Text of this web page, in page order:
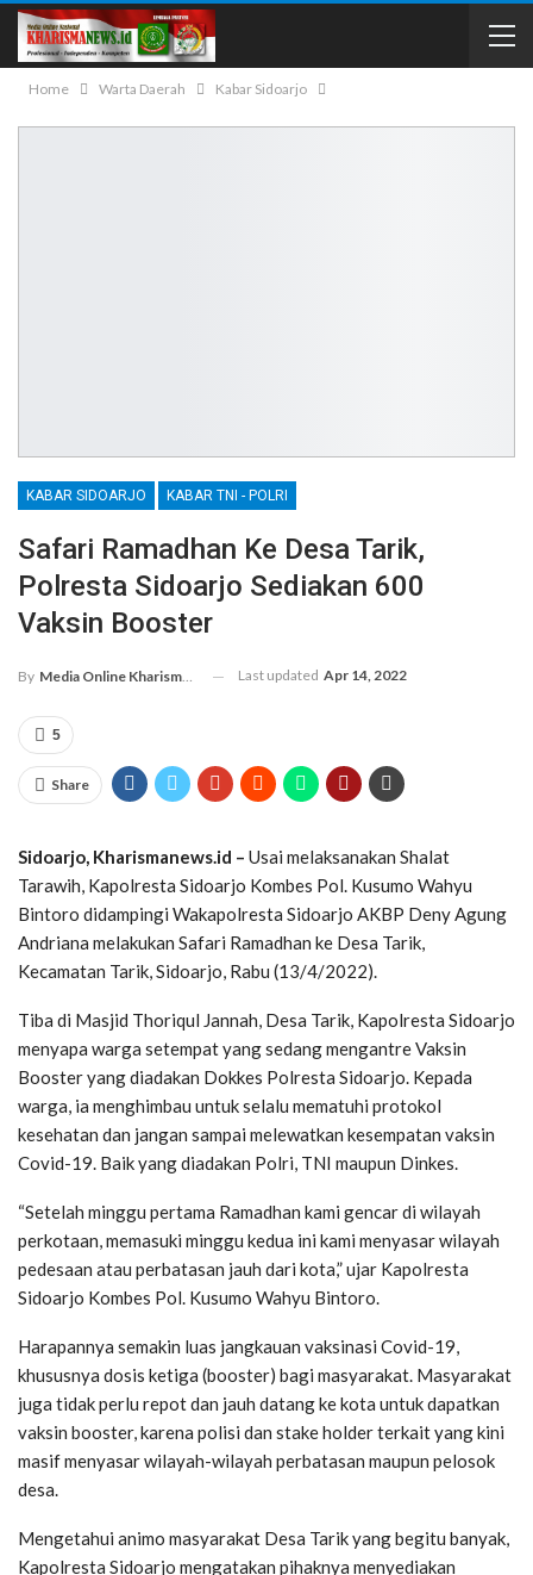
Home Warta Daerah Kabar Sidoarjo
KABAR SIDOARJO KABAR TNI - POLRI
Safari Ramadhan Ke Desa Tarik,
Polresta Sidoarjo Sediakan 600
Vaksin Booster
By Media Online Kharismanews.id Last updated Apr 14, 2022
5
Share
Sidoarjo, Kharismanews.id – Usai melaksanakan Shalat
Tarawih, Kapolresta Sidoarjo Kombes Pol. Kusumo Wahyu
Bintoro didampingi Wakapolresta Sidoarjo AKBP Deny Agung
Andriana melakukan Safari Ramadhan ke Desa Tarik,
Kecamatan Tarik, Sidoarjo, Rabu (13/4/2022).
Tiba di Masjid Thoriqul Jannah, Desa Tarik, Kapolresta Sidoarjo
menyapa warga setempat yang sedang mengantre Vaksin
Booster yang diadakan Dokkes Polresta Sidoarjo. Kepada
warga, ia menghimbau untuk selalu mematuhi protokol
kesehatan dan jangan sampai melewatkan kesempatan vaksin
Covid-19. Baik yang diadakan Polri, TNI maupun Dinkes.
“Setelah minggu pertama Ramadhan kami gencar di wilayah
perkotaan, memasuki minggu kedua ini kami menyasar wilayah
pedesaan atau perbatasan jauh dari kota,” ujar Kapolresta
Sidoarjo Kombes Pol. Kusumo Wahyu Bintoro.
Harapannya semakin luas jangkauan vaksinasi Covid-19,
khususnya dosis ketiga (booster) bagi masyarakat. Masyarakat
juga tidak perlu repot dan jauh datang ke kota untuk dapatkan
vaksin booster, karena polisi dan stake holder terkait yang kini
masif menyasar wilayah-wilayah perbatasan maupun pelosok
desa.
Mengetahui animo masyarakat Desa Tarik yang begitu banyak,
Kapolresta Sidoarjo mengatakan pihaknya menyediakan